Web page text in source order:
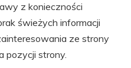
z konieczności
świeżych informacji
ze strony
pozycji strony.